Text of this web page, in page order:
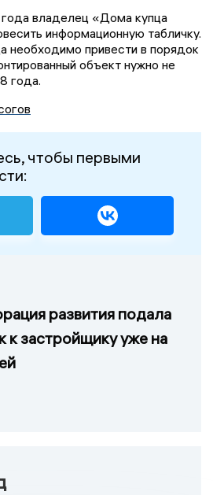
владелец «Дома купца
информационную табличку.
необходимо привести в порядок
объект нужно не
года.
чтобы первыми
развития подала
к застройщику уже на